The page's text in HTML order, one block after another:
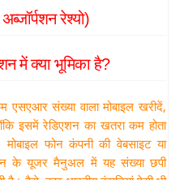
रेश्यो)
में क्या भूमिका है?
एसएआर संख्या वाला मोबाइल खरीदें,
इसमें रेडिएशन का खतरा कम होता
मोबाइल फोन कंपनी की वेबसाइट या
के यूजर मैनुअल में यह संख्या छपी